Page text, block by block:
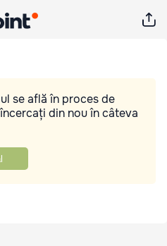
se află în proces de
din nou în câteva